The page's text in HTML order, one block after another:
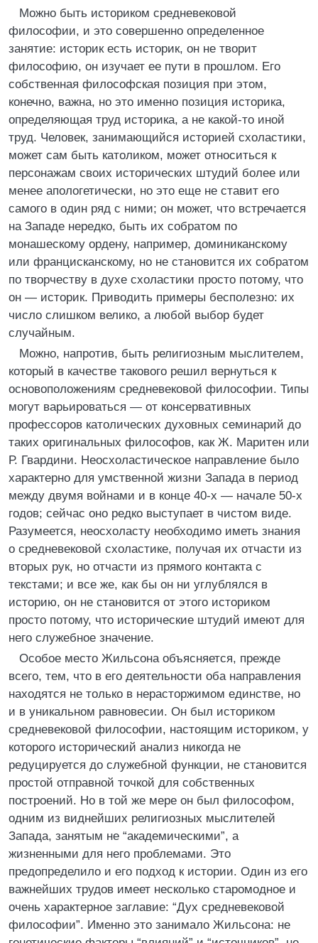
Можно быть историком средневековой
философии, и это совершенно определенное
занятие: историк есть историк, он не творит
философию, он изучает ее пути в прошлом. Его
собственная философская позиция при этом,
конечно, важна, но это именно позиция историка,
определяющая труд историка, а не какой-то иной
труд. Человек, занимающийся историей схоластики,
может сам быть католиком, может относиться к
персонажам своих исторических штудий более или
менее апологетически, но это еще не ставит его
самого в один ряд с ними; он может, что встречается
на Западе нередко, быть их собратом по
монашескому ордену, например, доминиканскому
или францисканскому, но не становится их собратом
по творчеству в духе схоластики просто потому, что
он — историк. Приводить примеры бесполезно: их
число слишком велико, а любой выбор будет
случайным.
Можно, напротив, быть религиозным мыслителем,
который в качестве такового решил вернуться к
основоположениям средневековой философии. Типы
могут варьироваться — от консервативных
профессоров католических духовных семинарий до
таких оригинальных философов, как Ж. Маритен или
Р. Гвардини. Неосхоластическое направление было
характерно для умственной жизни Запада в период
между двумя войнами и в конце 40-х — начале 50-х
годов; сейчас оно редко выступает в чистом виде.
Разумеется, неосхоласту необходимо иметь знания
о средневековой схоластике, получая их отчасти из
вторых рук, но отчасти из прямого контакта с
текстами; и все же, как бы он ни углублялся в
историю, он не становится от этого историком
просто потому, что исторические штудий имеют для
него служебное значение.
Особое место Жильсона объясняется, прежде
всего, тем, что в его деятельности оба направления
находятся не только в нерасторжимом единстве, но
и в уникальном равновесии. Он был историком
средневековой философии, настоящим историком, у
которого исторический анализ никогда не
редуцируется до служебной функции, не становится
простой отправной точкой для собственных
построений. Но в той же мере он был философом,
одним из виднейших религиозных мыслителей
Запада, занятым не “академическими”, а
жизненными для него проблемами. Это
предопределило и его подход к истории. Один из его
важнейших трудов имеет несколько старомодное и
очень характерное заглавие: “Дух средневековой
философии”. Именно это занимало Жильсона: не